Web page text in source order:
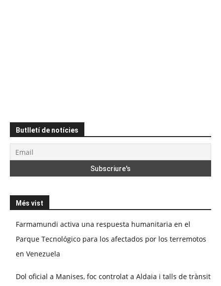
Butlletí de notícies
Més vist
Farmamundi activa una respuesta humanitaria en el
Parque Tecnológico para los afectados por los terremotos
en Venezuela
Dol oficial a Manises, foc controlat a Aldaia i talls de trànsit